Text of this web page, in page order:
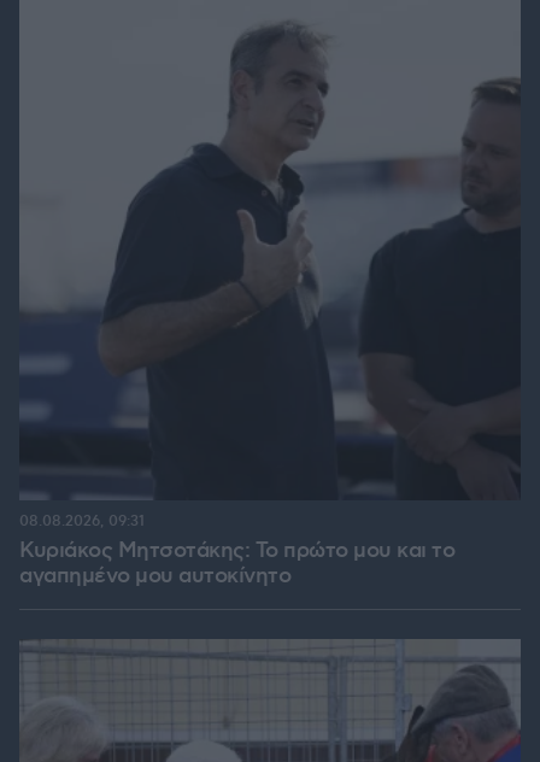
Κυριάκος Μητσοτάκης: Το πρώτο μου και το
αγαπημένο μου αυτοκίνητο
08.08.2026, 09:31